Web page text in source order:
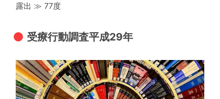
露出 ≫ 77度
受療行動調査平成29年